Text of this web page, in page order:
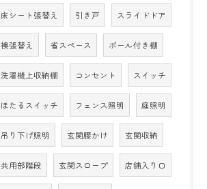
床シート張替え 引き戸 スライドドア
襖張替え 省スペース ポール付き棚
洗濯機上収納棚 コンセント スイッチ
ほたるスイッチ フェンス照明 庭照明
吊り下げ照明 玄関腰かけ 玄関収納
共用部階段 玄関スロープ 店舗入り口